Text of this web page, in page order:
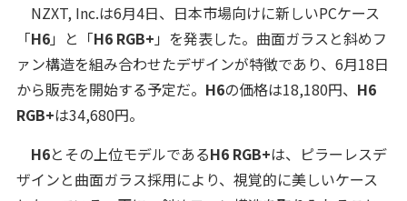
NZXT, Inc.は6月4日、日本市場向けに新しいPCケース
「H6」と「H6 RGB+ 」を発表した。曲面ガラスと斜めフ
ァン構造を組み合わせたデザインが特徴であり、6月18日
から販売を開始する予定だ。 H6の価格は18,180円、 H6
RGB+は34,680円。
H6とその上位モデルであるH6 RGB+は、ピラーレスデ
ザインと曲面ガラス採用により、視覚的に美しいケース